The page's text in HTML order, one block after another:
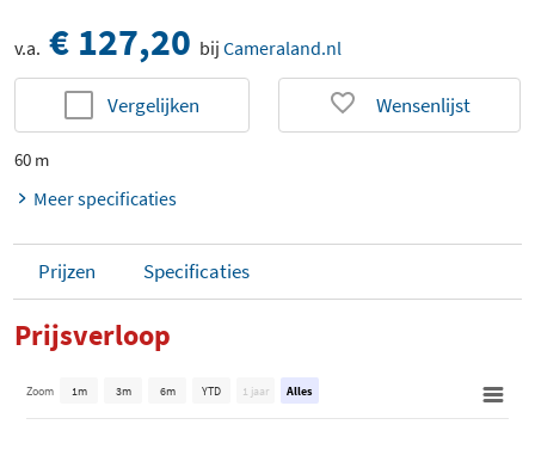
v.a. € 127,20 bij Cameraland.nl
Vergelijken Wensenlijst
60 m
Meer specificaties
Prijzen Specificaties
Prijsverloop
Zoom 1m 3m 6m YTD 1 jaar Alles